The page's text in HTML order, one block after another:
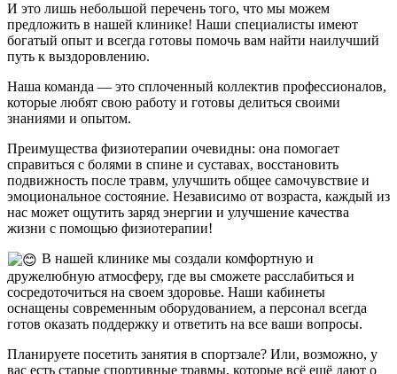
И это лишь небольшой перечень того, что мы можем
предложить в нашей клинике! Наши специалисты имеют
богатый опыт и всегда готовы помочь вам найти наилучший
путь к выздоровлению.
Наша команда — это сплоченный коллектив профессионалов,
которые любят свою работу и готовы делиться своими
знаниями и опытом.
Преимущества физиотерапии очевидны: она помогает
справиться с болями в спине и суставах, восстановить
подвижность после травм, улучшить общее самочувствие и
эмоциональное состояние. Независимо от возраста, каждый из
нас может ощутить заряд энергии и улучшение качества
жизни с помощью физиотерапии!
В нашей клинике мы создали комфортную и
дружелюбную атмосферу, где вы сможете расслабиться и
сосредоточиться на своем здоровье. Наши кабинеты
оснащены современным оборудованием, а персонал всегда
готов оказать поддержку и ответить на все ваши вопросы.
Планируете посетить занятия в спортзале? Или, возможно, у
вас есть старые спортивные травмы, которые всё ещё дают о